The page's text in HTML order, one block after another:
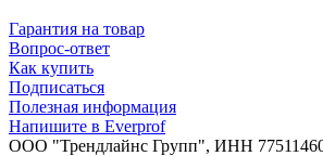
Гарантия на товар
Вопрос-ответ
Как купить
Подписаться
Полезная информация
Напишите в Everprof
ООО "Трендлайнс Групп", ИНН